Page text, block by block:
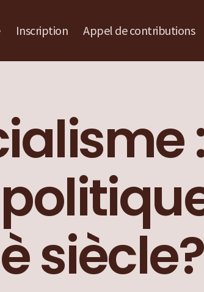
Inscription Appel de contributions
siècle?